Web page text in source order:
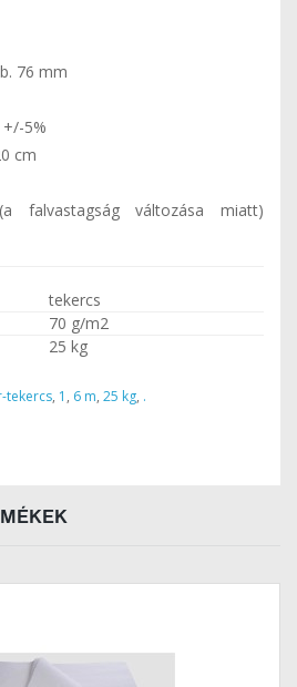
76 mm
5%
cm
falvastagság változása miatt)
tekercs
70 g/m2
25 kg
tekercs, 1 , 6 m, 25 kg, .